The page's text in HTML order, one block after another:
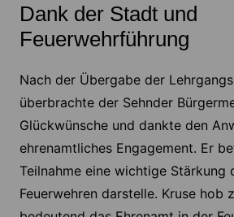
Dank der Stadt und
Feuerwehrführung
Nach der Übergabe der
überbrachte der Sehnder
Glückwünsche und dankte den
ehrenamtliches Engagement. Er
Teilnahme eine wichtige Stärkung
Feuerwehren darstelle. Kruse hob